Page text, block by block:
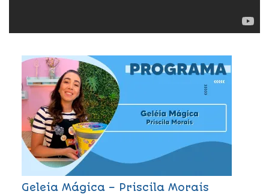
Geleia Mágica – Priscila Morais